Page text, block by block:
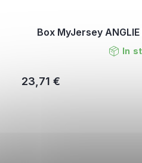
Box MyJersey
In
23,71 €